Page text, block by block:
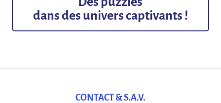
dans des univers captivants !
CONTACT & S.A.V.